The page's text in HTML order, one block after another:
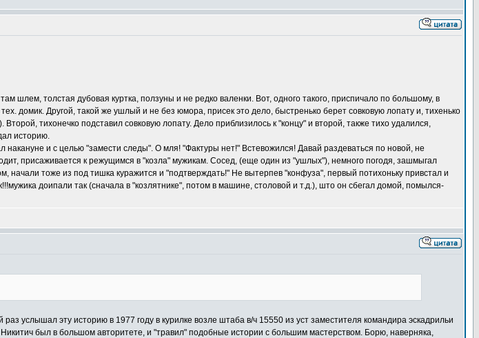
шлем, толстая дубовая куртка, ползуны и не редко валенки. Вот, одного такого, приспичало по большому, в
домик. Другой, такой же ушлый и не без юмора, присек это дело, быстренько берет совковую лопату и, тихенько
тихонечко подставил совковую лопату. Дело приблизилось к "концу" и второй, также тихо удалился,
историю.
накануне и с целью "замести следы". О мля! "Фактуры нет!" Встевожился! Давай раздеваться по новой, не
присаживается к режущимся в "козла" мужикам. Сосед, (еще один из "ушлых"), немного погодя, зашмыгал
тоже из под тишка куражится и "подтверждать!" Не вытерпев "конфуза", первый потихоньку привстал и
доипали так (сначала в "козлятнике", потом в машине, столовой и т.д.), што он сбегал домой, помылся-
услышал эту историю в 1977 году в курилке возле штаба в/ч 15550 из уст заместителя командира эскадрильи
был в большом авторитете, и "травил" подобные истории с большим мастерством. Борю, наверняка,